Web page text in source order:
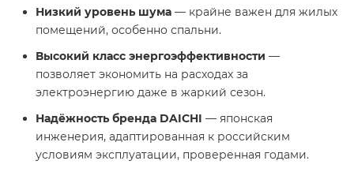
Низкий уровень шума — крайне важен для жилых
помещений, особенно спальни.
Высокий класс энергоэффективности —
позволяет экономить на расходах за
электроэнергию даже в жаркий сезон.
Надёжность бренда DAICHI — японская
инженерия, адаптированная к российским
условиям эксплуатации, проверенная годами.